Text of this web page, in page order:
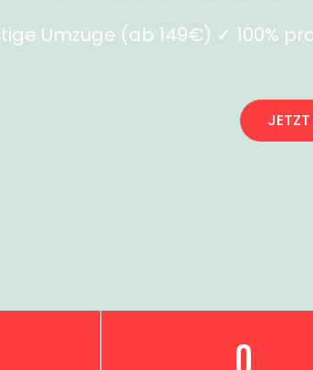
Umzüge (ab 149€) ✓ 100%